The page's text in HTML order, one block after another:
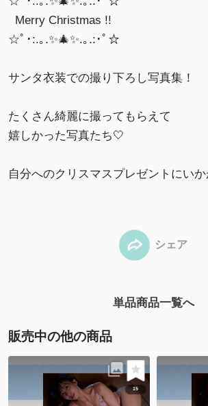
Merry Christmas !!
☆ﾟ･:.｡.✨🎄✨.｡.:･ﾟ☆
サンタ衣装での撮り下ろし写真集！
たくさん綺麗に撮ってもらえて
嬉しかった写真たち🤍
自分へのクリスマスプレゼントにい
シェア
単品商品一覧へ
販売中の他の商品
15